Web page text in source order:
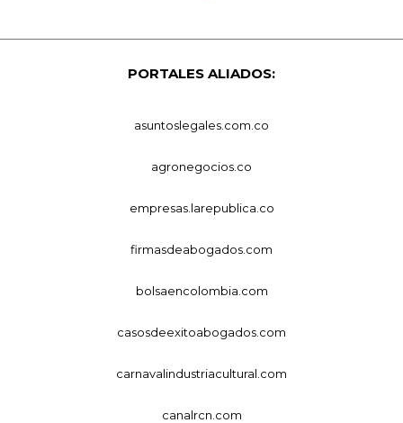
PORTALES ALIADOS:
asuntoslegales.com.co
agronegocios.co
empresas.larepublica.co
firmasdeabogados.com
bolsaencolombia.com
casosdeexitoabogados.com
carnavalindustriacultural.com
canalrcn.com